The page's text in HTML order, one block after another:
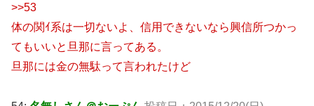
>>53
体の関ｲ系は一切ないよ、信用できないなら興信所つかっ
てもいいと旦那に言ってある。
旦那には金の無駄って言われたけど